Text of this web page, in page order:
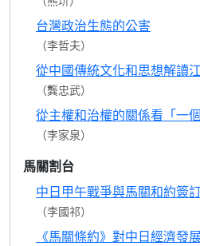
台灣政治生態的公害
（李哲夫）
從中國傳統文化和思想解讀
（龔忠武）
從主權和治權的關係看「一
（李家泉）
馬關割台
中日甲午戰爭與馬關和約簽
（李國祁）
《馬關條約》對中日經濟發